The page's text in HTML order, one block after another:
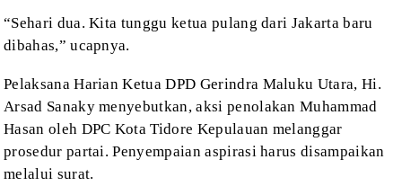
“Sehari dua. Kita tunggu ketua pulang dari Jakarta baru
dibahas,” ucapnya.
Pelaksana Harian Ketua DPD Gerindra Maluku Utara, Hi.
Arsad Sanaky menyebutkan, aksi penolakan Muhammad
Hasan oleh DPC Kota Tidore Kepulauan melanggar
prosedur partai. Penyempaianaspirasi harus disampaikan
melalui surat.